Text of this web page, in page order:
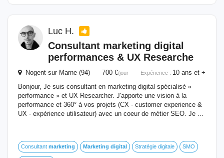
Luc H.
Consultant marketing digital
performances & UX Researche
Nogent-sur-Marne (94) 700 €/jour Expérience : 10 ans et +
Bonjour, Je suis consultant en marketing digital spécialisé «
performance » et UX Researcher. J'apporte une vision à la
performance et 360° à vos projets (CX - customer experience &
UX - expérience utilisateur) avec un coeur de métier SEO. Je ...
Consultant marketing Marketing digital Stratégie digitale SMO